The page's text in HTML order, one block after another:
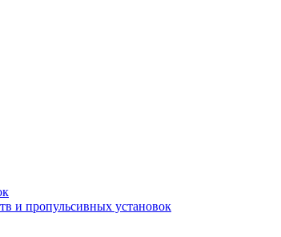
и пропульсивных установок